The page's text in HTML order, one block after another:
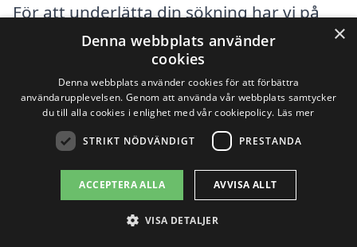
För att underlätta din sökning har vi på
xn--snrjning-pris-jmbb.se skapat en
plattform där du enkelt kan jämföra olika
företag som erbjuder tjänster inom
snöröjning. Vi förstår hur viktigt det är att
snabbt få bort snön från uppfarten,
gångvägar och andra områden, så att du
kan fortsätta med dina dagliga aktiviteter
×
Denna webbplats använder
cookies
Denna webbplats använder cookies för att förbättra
användarupplevelsen. Genom att använda vår webbplats samtycker
du till alla cookies i enlighet med vår cookiepolicy. Läs mer
STRIKT NÖDVÄNDIGT PRESTANDA
ACCEPTERA ALLA AVVISA ALLT
VISA DETALJER